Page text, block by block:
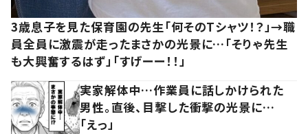
3歳息子を見た保育園の先生「何そのTシャツ！？」→職
員全員に激震が走ったまさかの光景に…「そりゃ先生
も大興奮するはず」「すげーー！！」
実家解体中…作業員に話しかけられた
男性。直後、目撃した衝撃の光景に…
「えっ」